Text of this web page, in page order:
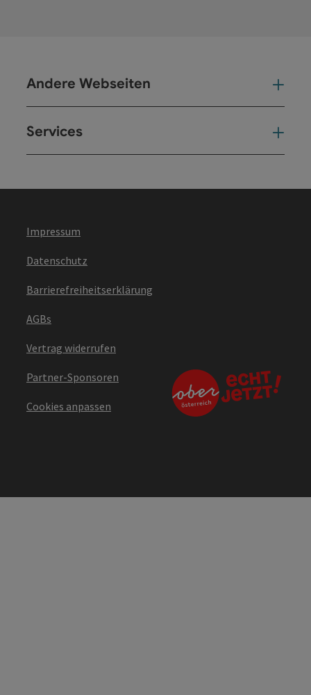
Andere Webseiten
Services
Impressum
Datenschutz
Barrierefreiheitserklärung
AGBs
Vertrag widerrufen
Partner-Sponsoren
Cookies anpassen